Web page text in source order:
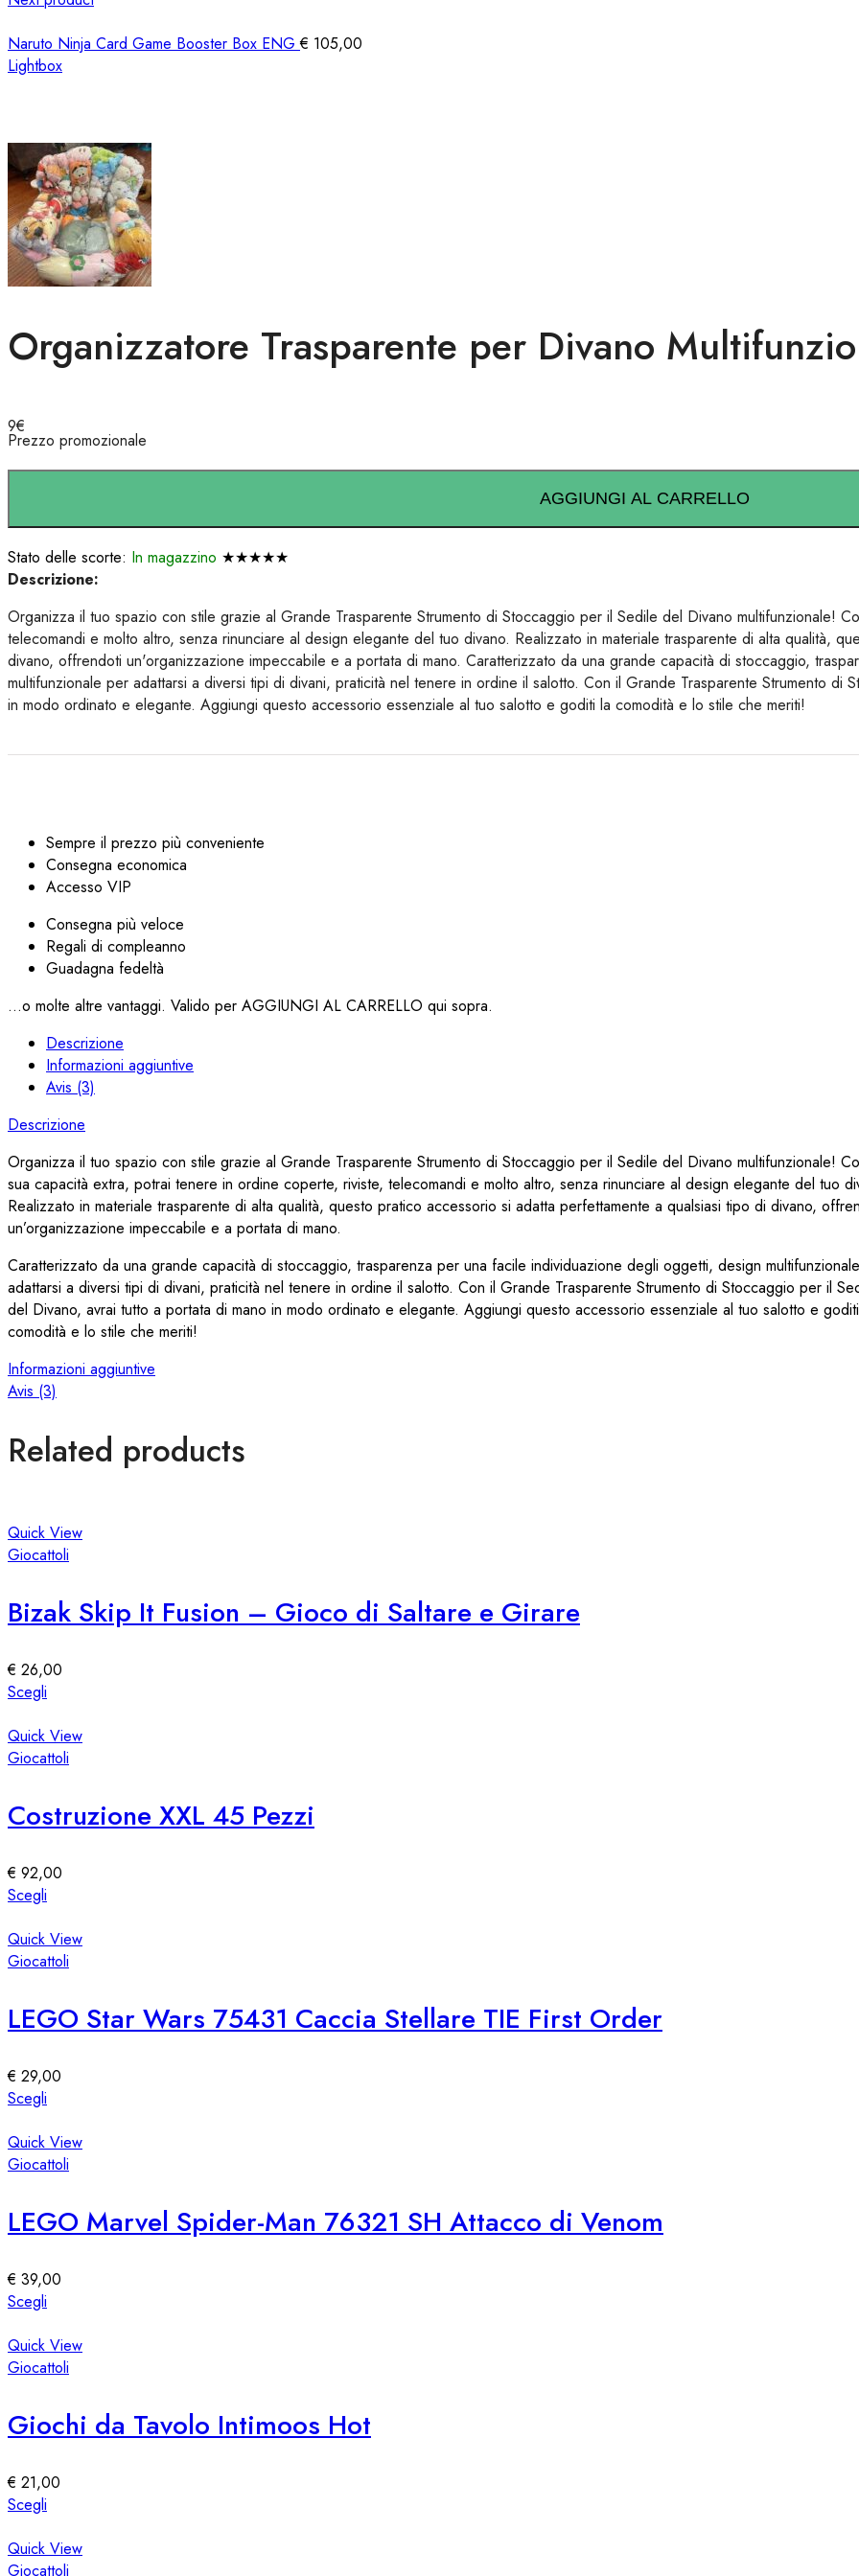
Naruto Ninja Card Game Booster Box ENG€ 105,00
Lightbox
Organizzatore Trasparente per Divano
9€
Prezzo promozionale
AGGIUNGI AL CARRELLO
Stato delle scorte: In magazzino ★★★★★
Descrizione:
Organizza il tuo spazio con stile grazie al Grande Trasparente Strumento di Stoccaggio per il Sedile del Divano multifunzionale!
telecomandi e molto altro, senza rinunciare al design elegante del tuo divano. Realizzato in materiale trasparente di alta qualità,
divano, offrendoti un'organizzazione impeccabile e a portata di mano. Caratterizzato da una grande capacità di stoccaggio,
multifunzionale per adattarsi a diversi tipi di divani, praticità nel tenere in ordine il salotto. Con il Grande Trasparente Strumento
in modo ordinato e elegante. Aggiungi questo accessorio essenziale al tuo salotto e goditi la comodità e lo stile che meriti!
Sempre il prezzo più conveniente
Consegna economica
Accesso VIP
Consegna più veloce
Regali di compleanno
Guadagna fedeltà
...o molte altre vantaggi. Valido per AGGIUNGI AL CARRELLO qui sopra.
Descrizione
Informazioni aggiuntive
Avis (3)
Descrizione
Organizza il tuo spazio con stile grazie al Grande Trasparente Strumento di Stoccaggio per il Sedile del Divano multifunzionale!
sua capacità extra, potrai tenere in ordine coperte, riviste, telecomandi e molto altro, senza rinunciare al design elegante del tuo
Realizzato in materiale trasparente di alta qualità, questo pratico accessorio si adatta perfettamente a qualsiasi tipo di divano,
un’organizzazione impeccabile e a portata di mano.
Caratterizzato da una grande capacità di stoccaggio, trasparenza per una facile individuazione degli oggetti, design
adattarsi a diversi tipi di divani, praticità nel tenere in ordine il salotto. Con il Grande Trasparente Strumento di Stoccaggio per il
del Divano, avrai tutto a portata di mano in modo ordinato e elegante. Aggiungi questo accessorio essenziale al tuo salotto e
comodità e lo stile che meriti!
Informazioni aggiuntive
Avis (3)
Related products
Quick View
Giocattoli
Bizak Skip It Fusion – Gioco di Saltare e Girare
€ 26,00
Scegli
ha
più
opzioni
essere
pagina
del
Quick View
Giocattoli
Costruzione XXL 45 Pezzi
€ 92,00
Scegli
ha
più
Le
opzioni
essere
pagina
del
Quick View
Giocattoli
LEGO Star Wars 75431 Caccia Stellare TIE First Order
€ 29,00
Scegli
ha
più
Le
opzioni
essere
pagina
del
Quick View
Giocattoli
LEGO Marvel Spider-Man 76321 SH Attacco di Venom
€ 39,00
Scegli
ha
più
opzioni
essere
pagina
del
Quick View
Giocattoli
Giochi da Tavolo Intimoos Hot
€ 21,00
Scegli
ha
più
Quick View
Giocattoli